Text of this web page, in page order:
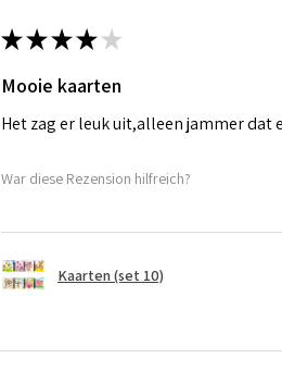
★★★★ ★
Mooie kaarten
Het zag er leuk uit,alleen jammer
War diese Rezension hilfreich?
Kaarten (set 10)